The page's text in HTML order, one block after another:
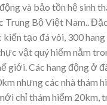
và bảo tồn hệ sinh
Trung Bộ Việt Nam..
kiến tạo đá vôi, 300
vật quý hiếm nằm
giới. Các hang động ở
nhưng các nhà thám
chỉ thám hiểm 20km,